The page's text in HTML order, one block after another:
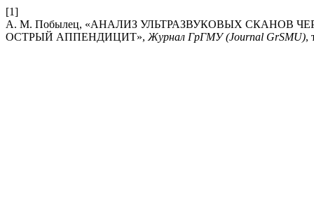
[1]
А. М. Побылец, «АНАЛИЗ УЛЬТРАЗВУКОВЫХ СКАНОВ
ОСТРЫЙ АППЕНДИЦИТ», Журнал ГрГМУ (Journal GrSMU),